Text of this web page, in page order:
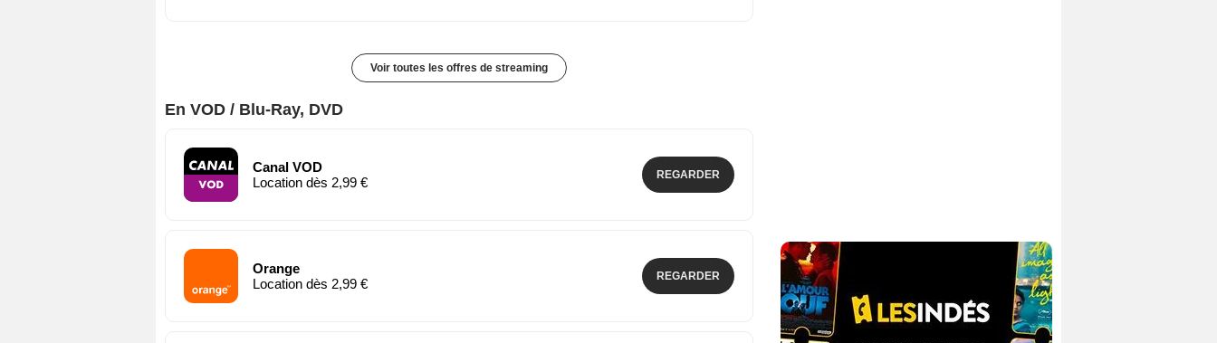
Voir toutes les offres de streaming
En VOD / Blu-Ray, DVD
Canal VOD
Location dès 2,99 €
REGARDER
Orange
Location dès 2,99 €
REGARDER